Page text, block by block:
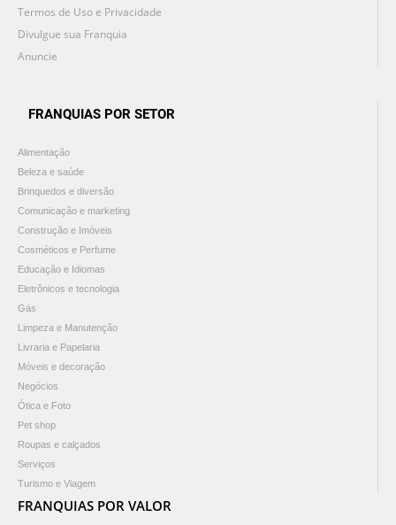
Termos de Uso e Privacidade
Divulgue sua Franquia
Anuncie
FRANQUIAS POR SETOR
Alimentação
Beleza e saúde
Brinquedos e diversão
Comunicação e marketing
Construção e Imóveis
Cosméticos e Perfume
Educação e Idiomas
Eletrônicos e tecnologia
Gás
Limpeza e Manutenção
Livraria e Papelaria
Móveis e decoração
Negócios
Ótica e Foto
Pet shop
Roupas e calçados
Serviços
Turismo e Viagem
FRANQUIAS POR VALOR